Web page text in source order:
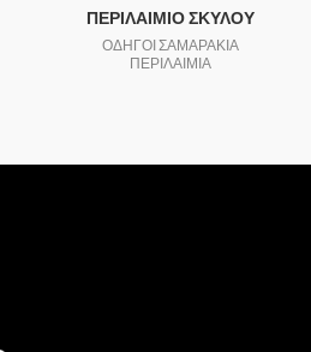
ΠΕΡΙΛΑΙΜΙΟ ΣΚΥΛΟΥ
ΟΔΗΓΟΙ ΣΑΜΑΡΑΚΙΑ
ΠΕΡΙΛΑΙΜΙΑ